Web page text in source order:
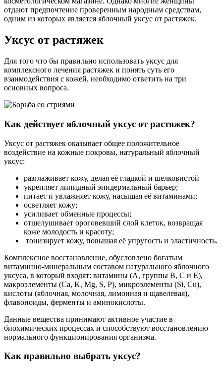
отдают предпочтение проверенным народным средствам,
одним из которых является яблочный уксус от растяжек.
Уксус от растяжек
Для того что бы правильно использовать уксус для
комплексного лечения растяжек и понять суть его
взаимодействия с кожей, необходимо ответить на три
основных вопроса.
Как действует яблочный уксус от растяжек?
Уксус от растяжек оказывает общее положительное
воздействие на кожные покровы, натуральный яблочный
уксус:
разглаживает кожу, делая её гладкой и шелковистой
укрепляет липидный эпидермальный барьер;
питает и увлажняет кожу, насыщая её витаминами;
осветляет кожу;
усиливает обменные процессы;
отшелушивает ороговевший слой клеток, возвращая
коже молодость и красоту;
тонизирует кожу, повышая её упругость и эластичность.
Комплексное восстановление, обусловлено богатым
витаминно-минеральным составом натурального яблочного
уксуса, в который входят: витамины (А, группы В, С и Е),
макроэлементы (Ca, K, Mg, S, P), микроэлементы (Si, Cu),
кислоты (яблочная, молочная, лимонная и щавелевая),
флавоноиды, ферменты и аминокислоты.
Данные вещества принимают активное участие в
биохимических процессах и способствуют восстановлению
нормального функционирования организма.
Как правильно выбрать уксус?